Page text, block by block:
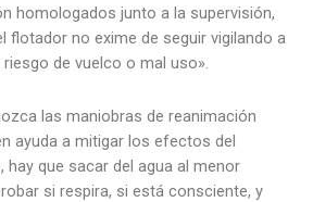
homologados junto a la supervisión,
flotador no exime de seguir vigilando a
de vuelco o mal uso».
las maniobras de reanimación
ayuda a mitigar los efectos del
hay que sacar del agua al menor
si respira, si está consciente, y